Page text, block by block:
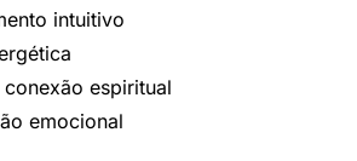
intuitivo
espiritual
emocional